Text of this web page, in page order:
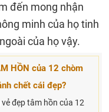
đến mong nhận
minh của họ tinh
của họ vậy.
HỒN của 12 chòm
chết cái đẹp?
đẹp tâm hồn của 12